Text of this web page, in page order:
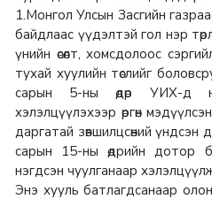
1.Монгол Улсын Засгийн
байдлаас үүдэлтэй гол нэр
үнийн өсөлт, хомсдолоос
тухай хуулийн төслийг
сарын 5-ны өдөр УИХ-д
хэлэлцүүлэхээр өргөн
даргатай зөвшилцсөний үндсэн
сарын 15-ны өдрийн дотор
нэгдсэн чуулганаар
Энэ хууль батлагдсанаар